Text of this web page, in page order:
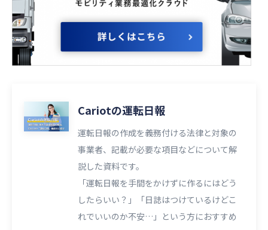
Cariotの運転日報
運転日報の作成を義務付ける法律と対象の
事業者、記載が必要な項目などについて解
説した資料です。
「運転日報を手間をかけずに作るにはどう
したらいい？」「日誌はつけているけどこ
れでいいのか不安…」という方におすすめ